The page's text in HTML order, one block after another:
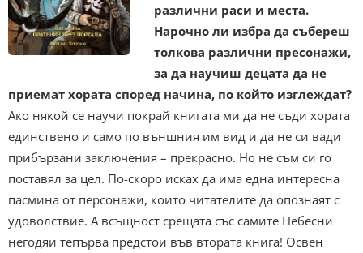
различни раси и места.
Нарочно ли избра да събереш
толкова различни пресонажи,
за да научиш децата да не
приемат хората според начина, по който изглеждат?
Ако някой се научи покрай книгата ми да не съди хората
единствено и само по външния им вид и да не си вади
прибързани заключения – прекрасно. Но не съм си го
поставял за цел. По-скоро исках да има една интересна
пасмина от персонажи, които читателите да опознаят с
удоволствие. А всъщност срещата със самите Небесни
негодяи тепърва предстои във втората книга! Освен